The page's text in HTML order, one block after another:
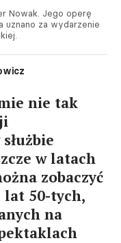
Nowak. Jego operę
uznano za wydarzenie
nie tak
w latach
zobaczyć
lat 50-tych,
na